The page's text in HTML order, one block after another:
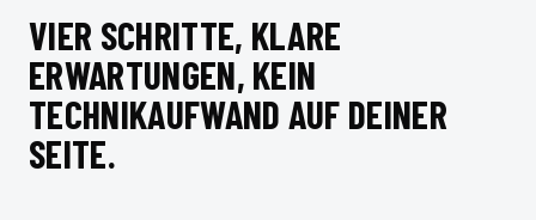
VIER SCHRITTE, KLARE
ERWARTUNGEN, KEIN
TECHNIKAUFWAND AUF DEINER
SEITE.